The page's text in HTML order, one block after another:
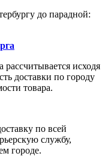
до парадной:
рассчитывается исходя
доставки по городу
товара.
по всей
службу,
городе.